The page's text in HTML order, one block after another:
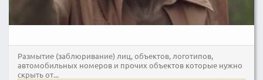
Размытие (заблюривание) лиц, объектов, логотипов,
автомобильных номеров и прочих объектов которые нужно
скрыть от...